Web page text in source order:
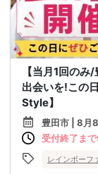
【当月1回の
出会いを!この
Style】
豊田市 | 8月
受付終了ま
レインボーフ